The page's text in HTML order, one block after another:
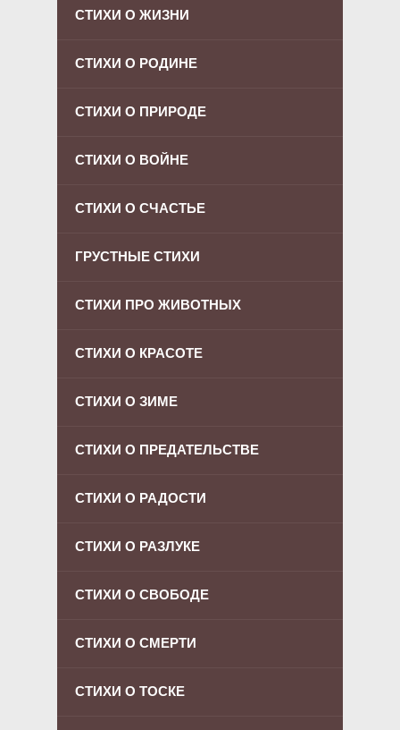
СТИХИ О ЖИЗНИ
СТИХИ О РОДИНЕ
СТИХИ О ПРИРОДЕ
СТИХИ О ВОЙНЕ
СТИХИ О СЧАСТЬЕ
ГРУСТНЫЕ СТИХИ
СТИХИ ПРО ЖИВОТНЫХ
СТИХИ О КРАСОТЕ
СТИХИ О ЗИМЕ
СТИХИ О ПРЕДАТЕЛЬСТВЕ
СТИХИ О РАДОСТИ
СТИХИ О РАЗЛУКЕ
СТИХИ О СВОБОДЕ
СТИХИ О СМЕРТИ
СТИХИ О ТОСКЕ